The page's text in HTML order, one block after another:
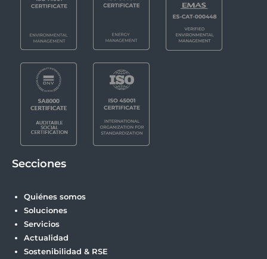
Secciones
Quiénes somos
Soluciones
Servicios
Actualidad
Sostenibilidad & RSE